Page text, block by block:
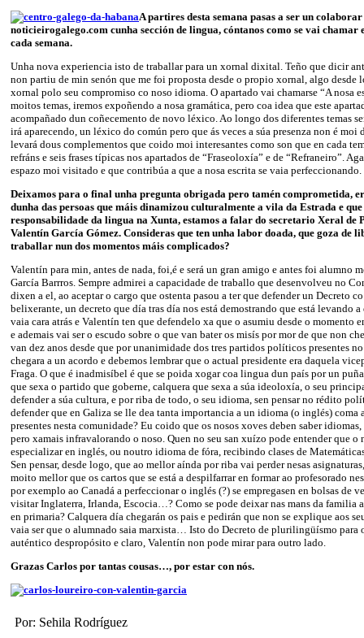
A partires desta semana pasas a ser un
noticieirogalego.com cunha sección de lingua, cóntanos como se vai chamar
cada semana.
Unha nova experiencia isto de traballar para un xornal dixital. Teño que dicir
non partiu de min senón que me foi proposta desde o propio xornal, algo desde
xornal polo seu compromiso co noso idioma. O apartado vai chamarse “A nosa
moitos temas, iremos expoñendo a nosa gramática, pero coa idea que este
acompañado dun coñecemento de novo léxico. Ao longo dos diferentes temas
irá aparecendo, un léxico do común pero que ás veces a súa presenza non é moi
levará dous complementos que coido moi interesantes como son que en cada
refráns e seis frases típicas nos apartados de “Fraseoloxía” e de “Refraneiro”.
espazo moi visitado e que contribúa a que a nosa escrita se vaia perfeccionando.
Deixamos para o final unha pregunta obrigada pero tamén comprometida,
dunha das persoas que máis dinamizou culturalmente a vila da Estrada e
responsabilidade da lingua na Xunta, estamos a falar do secretario Xeral
Valentín García Gómez. Consideras que ten unha labor doada, que goza de
traballar nun dos momentos máis complicados?
Valentín para min, antes de nada, foi,é e será un gran amigo e antes foi alumno
García Barrros. Sempre admirei a capacidade de traballo que desenvolveu no
dixen a el, ao aceptar o cargo que ostenta pasou a ter que defender un Decreto
belixerante, un decreto que día tras día nos está demostrando que está levando
vaia cara atrás e Valentín ten que defendelo xa que o asumiu desde o momento
e ademais vai ser o escudo sobre o que van bater os misís por mor de que non
van dez anos desde que por unanimidade dos tres partidos políticos presentes
chegara a un acordo e debemos lembrar que o actual presidente era daquela
Fraga. O que é inadmisíbel é que se poida xogar coa lingua dun país por un
que sexa o partido que goberne, calquera que sexa a súa ideoloxía, o seu
defender a súa cultura, e por riba de todo, o seu idioma, sen pensar no rédito
defender que en Galiza se lle dea tanta importancia a un idioma (o inglés) coma
presentes nesta comunidade? Eu coido que os nosos xoves deben saber
pero xamais infravalorando o noso. Quen no seu san xuízo pode entender que o
especializar en inglés, ou noutro idioma de fóra, recibindo clases de
Sen pensar, desde logo, que ao mellor aínda por riba vai perder nesas
moito mellor que os cartos que se está a despilfarrar en formar ao profesorado
por exemplo ao Canadá a perfeccionar o inglés (?) se empregasen en bolsas de
visitar Inglaterra, Irlanda, Escocia…? Como se pode deixar nas mans da familia
en primaria? Calquera día chegarán os pais e pedirán que non se explique aos
vaia ser que o alumnado saia marxista… Isto do Decreto de plurilingüísmo para
auténtico despropósito e claro, Valentín non pode mirar para outro lado.
Grazas Carlos por tantas cousas…, por estar con nós.
Por: Sehila Rodríguez